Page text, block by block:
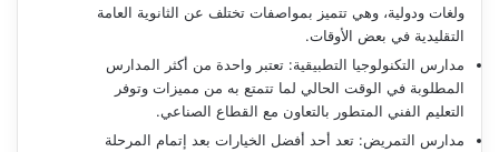
ولغات ودولية، وهي تتميز بمواصفات تختلف عن الثانوية العامة
التقليدية في بعض الأوقات.
مدارس التكنولوجيا التطبيقية: تعتبر واحدة من أكثر المدارس
المطلوبة في الوقت الحالي لما تتمتع به من مميزات وتوفر
التعليم الفني المتطور بالتعاون مع القطاع الصناعي.
مدارس التمريض: تعد أحد أفضل الخيارات بعد إتمام المرحلة